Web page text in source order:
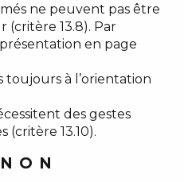
ne peuvent pas être
(critère 13.8). Par
en page
toujours à l’orientation
des gestes
(critère 13.10).